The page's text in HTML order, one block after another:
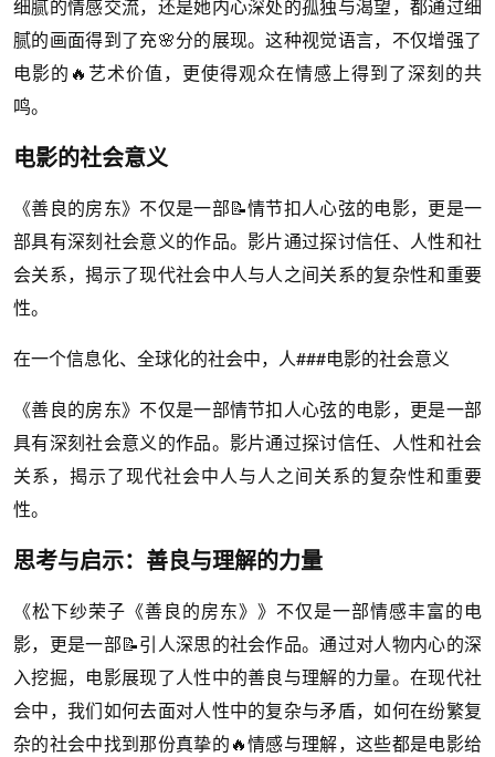
细腻的情感交流，还是她内心深处的孤独与渴望，都通过细
腻的画面得到了充🌸分的展现。这种视觉语言，不仅增强了
电影的🔥艺术价值，更使得观众在情感上得到了深刻的共
鸣。
电影的社会意义
《善良的房东》不仅是一部📝情节扣人心弦的电影，更是一
部具有深刻社会意义的作品。影片通过探讨信任、人性和社
会关系，揭示了现代社会中人与人之间关系的复杂性和重要
性。
在一个信息化、全球化的社会中，人###电影的社会意义
《善良的房东》不仅是一部情节扣人心弦的电影，更是一部
具有深刻社会意义的作品。影片通过探讨信任、人性和社会
关系，揭示了现代社会中人与人之间关系的复杂性和重要
性。
思考与启示：善良与理解的力量
《松下纱荣子《善良的房东》》不仅是一部情感丰富的电
影，更是一部📝引人深思的社会作品。通过对人物内心的深
入挖掘，电影展现了人性中的善良与理解的力量。在现代社
会中，我们如何去面对人性中的复杂与矛盾，如何在纷繁复
杂的社会中找到那份真挚的🔥情感与理解，这些都是电影给